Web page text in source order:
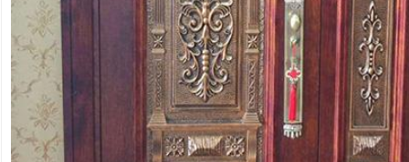
快速堆积门
工业提升门
防火卷帘门